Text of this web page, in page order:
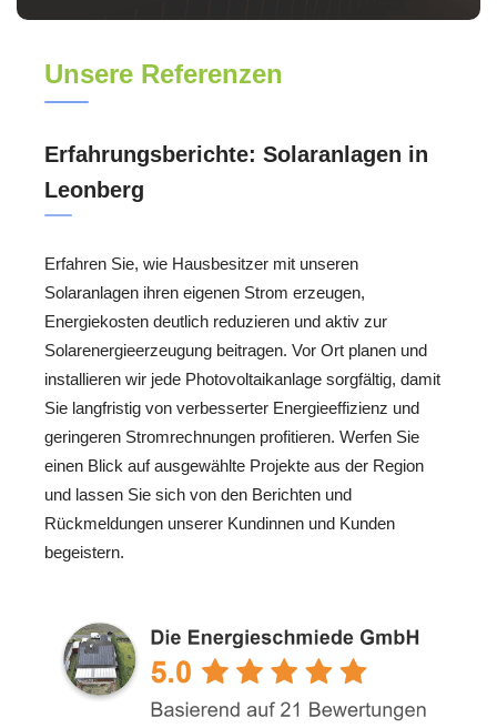
Unsere Referenzen
Erfahrungsberichte: Solaranlagen in
Leonberg
Erfahren Sie, wie Hausbesitzer mit unseren
Solaranlagen ihren eigenen Strom erzeugen,
Energiekosten deutlich reduzieren und aktiv zur
Solarenergieerzeugung beitragen. Vor Ort planen und
installieren wir jede Photovoltaikanlage sorgfältig, damit
Sie langfristig von verbesserter Energieeffizienz und
geringeren Stromrechnungen profitieren. Werfen Sie
einen Blick auf ausgewählte Projekte aus der Region
und lassen Sie sich von den Berichten und
Rückmeldungen unserer Kundinnen und Kunden
begeistern.